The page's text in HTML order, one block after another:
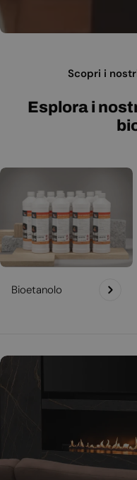
Scopri i
Esplora i
Bioetanolo